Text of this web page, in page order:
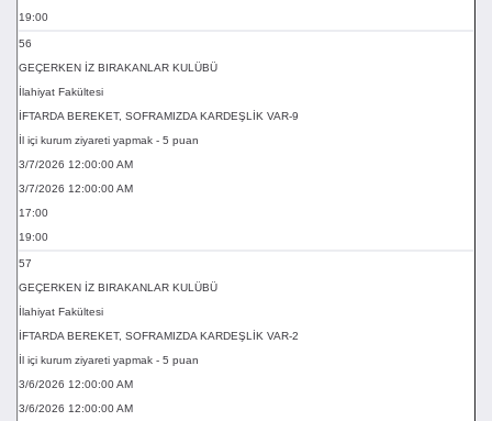
19:00
56
GEÇERKEN İZ BIRAKANLAR KULÜBÜ
İlahiyat Fakültesi
İFTARDA BEREKET, SOFRAMIZDA KARDEŞLİK VAR-9
İl içi kurum ziyareti yapmak - 5 puan
3/7/2026 12:00:00 AM
3/7/2026 12:00:00 AM
17:00
19:00
57
GEÇERKEN İZ BIRAKANLAR KULÜBÜ
İlahiyat Fakültesi
İFTARDA BEREKET, SOFRAMIZDA KARDEŞLİK VAR-2
İl içi kurum ziyareti yapmak - 5 puan
3/6/2026 12:00:00 AM
3/6/2026 12:00:00 AM